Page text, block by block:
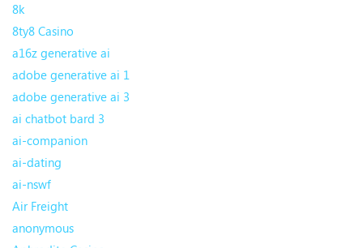
8k
8ty8 Casino
a16z generative ai
adobe generative ai 1
adobe generative ai 3
ai chatbot bard 3
ai-companion
ai-dating
ai-nswf
Air Freight
anonymous